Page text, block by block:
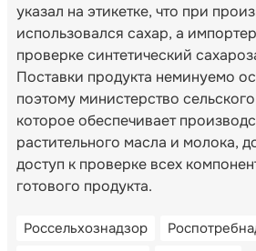
указал на этикетке, что при
использовался сахар, а
проверке синтетический
Поставки продукта неминуемо
поэтому министерство
которое обеспечивает
растительного масла и молока,
доступ к проверке всех
готового продукта.
Россельхознадзор